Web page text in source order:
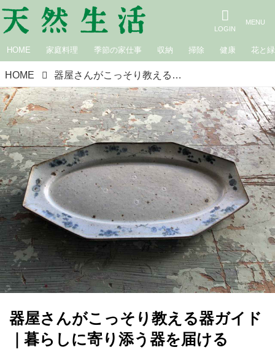
HOME 家庭料理 季節の家仕事 収納 掃除 健康 花と緑
HOME 器屋さんがこっそり教える器ガイド｜暮らしに寄り添う器を届ける「OLIOLI」（宮崎）
器屋さんがこっそり教える器ガイド
｜暮らしに寄り添う器を届ける